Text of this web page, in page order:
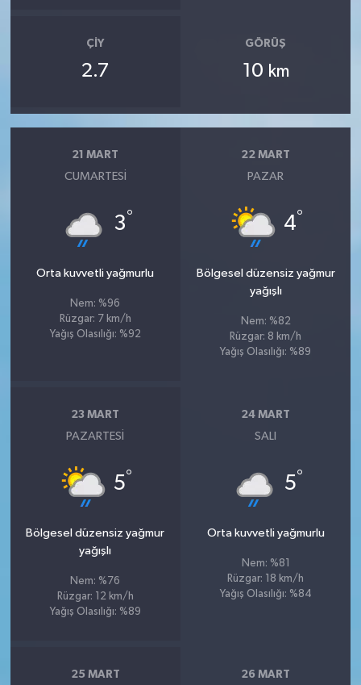
ÇIY
2.7
GÖRÜŞ
10 km
21 MART
CUMARTESI
3°
Orta kuvvetli yağmurlu
Nem: %96
Rüzgar: 7 km/h
Yağış Olasılığı: %92
22 MART
PAZAR
4°
Bölgesel düzensiz yağmur
yağışlı
Nem: %82
Rüzgar: 8 km/h
Yağış Olasılığı: %89
23 MART
PAZARTESI
5°
Bölgesel düzensiz yağmur
yağışlı
Nem: %76
Rüzgar: 12 km/h
Yağış Olasılığı: %89
24 MART
SALI
5°
Orta kuvvetli yağmurlu
Nem: %81
Rüzgar: 18 km/h
Yağış Olasılığı: %84
25 MART 26 MART